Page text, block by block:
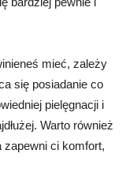
mieć, zależy
się posiadanie co
pielęgnacji i
Warto również
zapewni ci komfort,